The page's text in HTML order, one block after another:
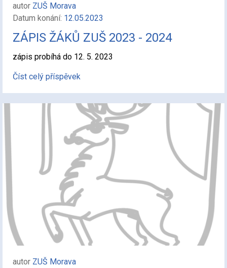
autor ZUŠ Morava
Datum konání: 12.05.2023
ZÁPIS ŽÁKŮ ZUŠ 2023 - 2024
zápis probíhá do 12. 5. 2023
Číst celý příspěvek
autor ZUŠ Morava